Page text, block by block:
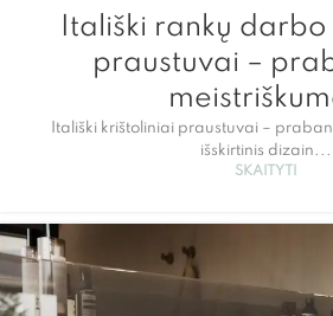
Itališki rankų
praustuvai –
Itališki krištoliniai praustuvai –
išskirtinis dizain...
SKAITYTI